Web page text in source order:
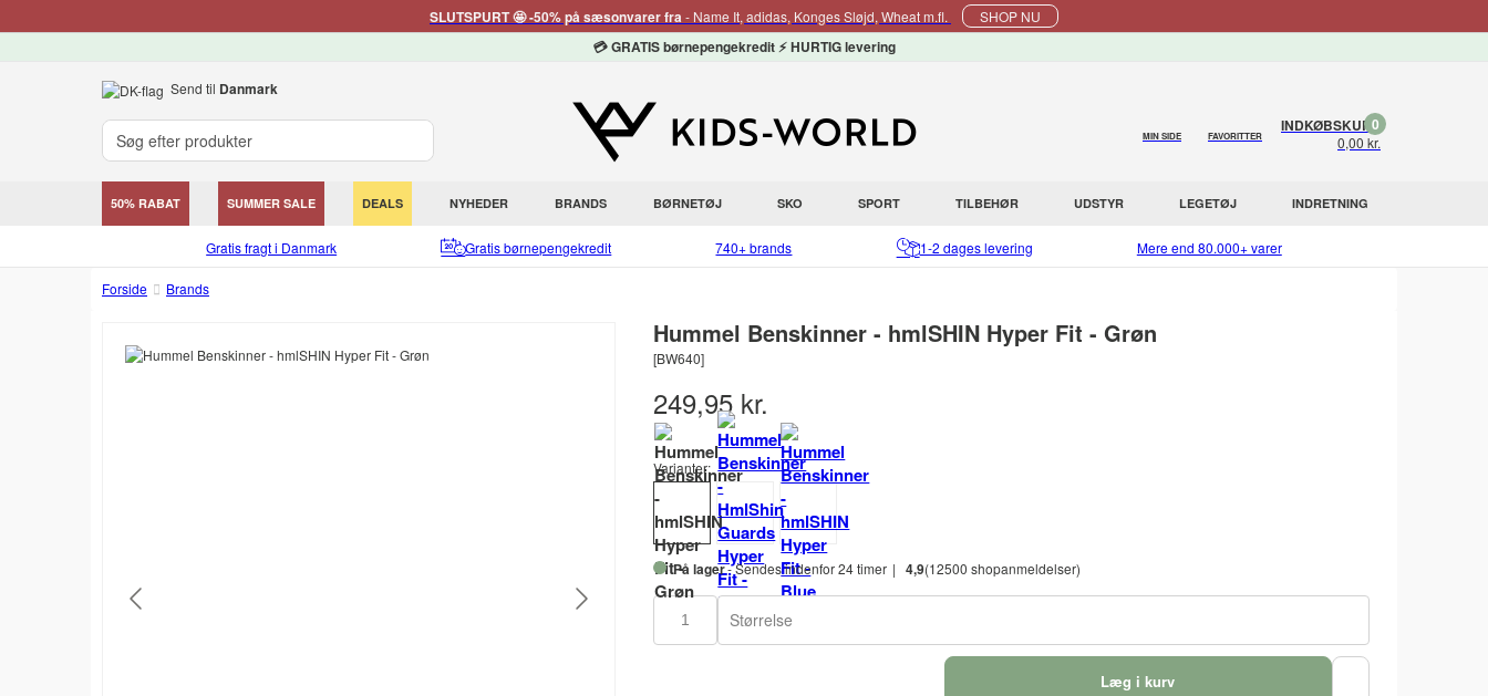
SLUTSPURT 🤩 -50% på sæsonvarer fra- Name It, adidas, Konges Sløjd, Wheat m.fl. SHOP NU
💳 GRATIS børnepengekredit ⚡ HURTIG levering
Send til Danmark
MIN SIDE FAVORITTER
INDKØBSKURV
0,00 kr.
0
50% RABAT SUMMER SALE DEALS NYHEDER BRANDS BØRNETØJ SKO SPORT TILBEHØR UDSTYR LEGETØJ INDRETNING
Gratis fragt i Danmark Gratis børnepengekredit 740+ brands 1-2 dages levering Mere end 80.000+ varer
Forside Brands
Hummel Benskinner - hmlSHIN Hyper Fit - Grøn
[BW640]
249,95 kr.
Varianter:
På lager- Sendes indenfor 24 timer 4,9(12500 shopanmeldelser)
Størrelse
Læg i kurv